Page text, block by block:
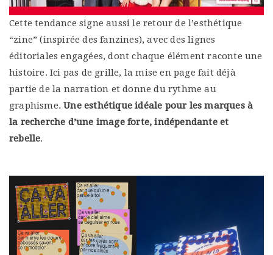
Cette tendance signe aussi le retour de l’esthétique
“zine” (inspirée des fanzines), avec des lignes
éditoriales engagées, dont chaque élément raconte une
histoire. Ici pas de grille, la mise en page fait déjà
partie de la narration et donne du rythme au
graphisme.Une esthétique idéale pour les marques à
la recherche d’une image forte, indépendante et
rebelle.